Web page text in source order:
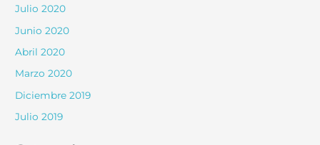
Julio 2020
Junio 2020
Abril 2020
Marzo 2020
Diciembre 2019
Julio 2019